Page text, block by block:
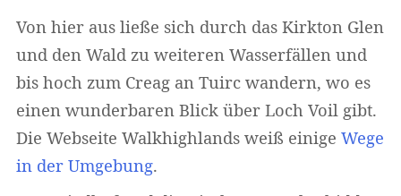
Von hier aus ließe sich durch das Kirkton Glen
und den Wald zu weiteren Wasserfällen und
bis hoch zum Creag an Tuirc wandern, wo es
einen wunderbaren Blick über Loch Voil gibt.
Die Webseite Walkhighlands weiß einige Wege
in der Umgebung.
Widerrufsformular